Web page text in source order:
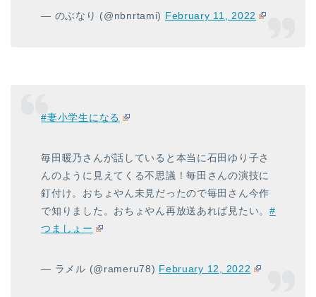
— のぶなり (@nbnrtami) February 11, 2022
#妻小学生になる
毎田暖乃さんが話していると本当に石田ゆり子さ
んのように見えてくる不思議！毎田さんの演技に
釘付け。おちょやん未見だったので毎田さん今作
で知りました。おちょやん再放送あれば見たい。#
つましょー
— ラメル (@rameru78) February 12, 2022